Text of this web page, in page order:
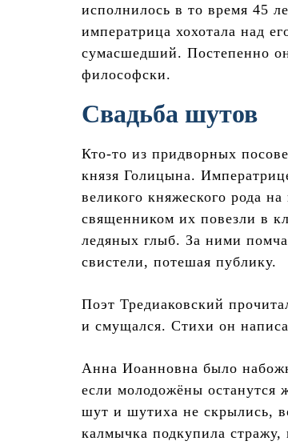
исполнилось в то время 45
императрица хохотала над
сумасшедший. Постепенно
философски.
Свадьба шутов
Кто-то из придворных
князя Голицына.
великого княжеского рода
священником их повезли в
ледяных глыб. За ними
свистели, потешая публику.
Поэт Тредиаковский
и смущался. Стихи он
Анна Иоанновна было
если молодожёны останутся
шут и шутиха не скрылись,
калмычка подкупила